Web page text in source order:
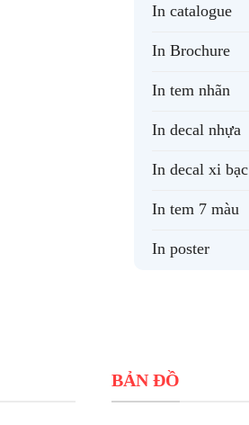
In catalogue
In Brochure
In tem nhãn
In decal nhựa
In decal xi bạc
In tem 7 màu
In poster
BẢN ĐỒ